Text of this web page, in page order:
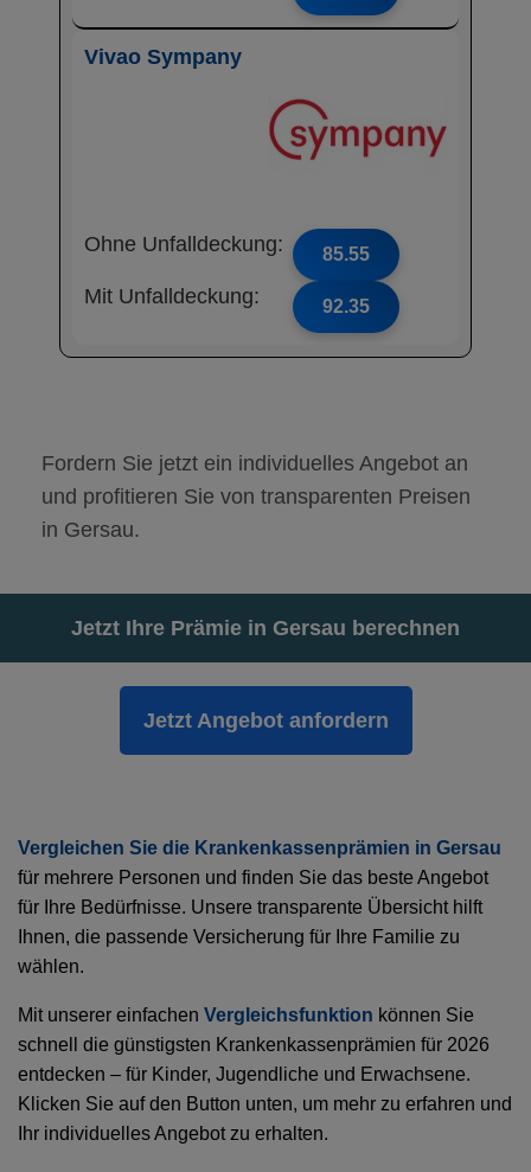
Vivao Sympany
Ohne Unfalldeckung: 85.55
Mit Unfalldeckung: 92.35
Fordern Sie jetzt ein individuelles Angebot an
und profitieren Sie von transparenten Preisen
in Gersau.
Jetzt Ihre Prämie in Gersau berechnen
Jetzt Angebot anfordern
Vergleichen Sie die Krankenkassenprämien in Gersau
für mehrere Personen und finden Sie das beste Angebot
für Ihre Bedürfnisse. Unsere transparente Übersicht hilft
Ihnen, die passende Versicherung für Ihre Familie zu
wählen.
Mit unserer einfachen Vergleichsfunktion können Sie
schnell die günstigsten Krankenkassenprämien für 2026
entdecken – für Kinder, Jugendliche und Erwachsene.
Klicken Sie auf den Button unten, um mehr zu erfahren und
Ihr individuelles Angebot zu erhalten.